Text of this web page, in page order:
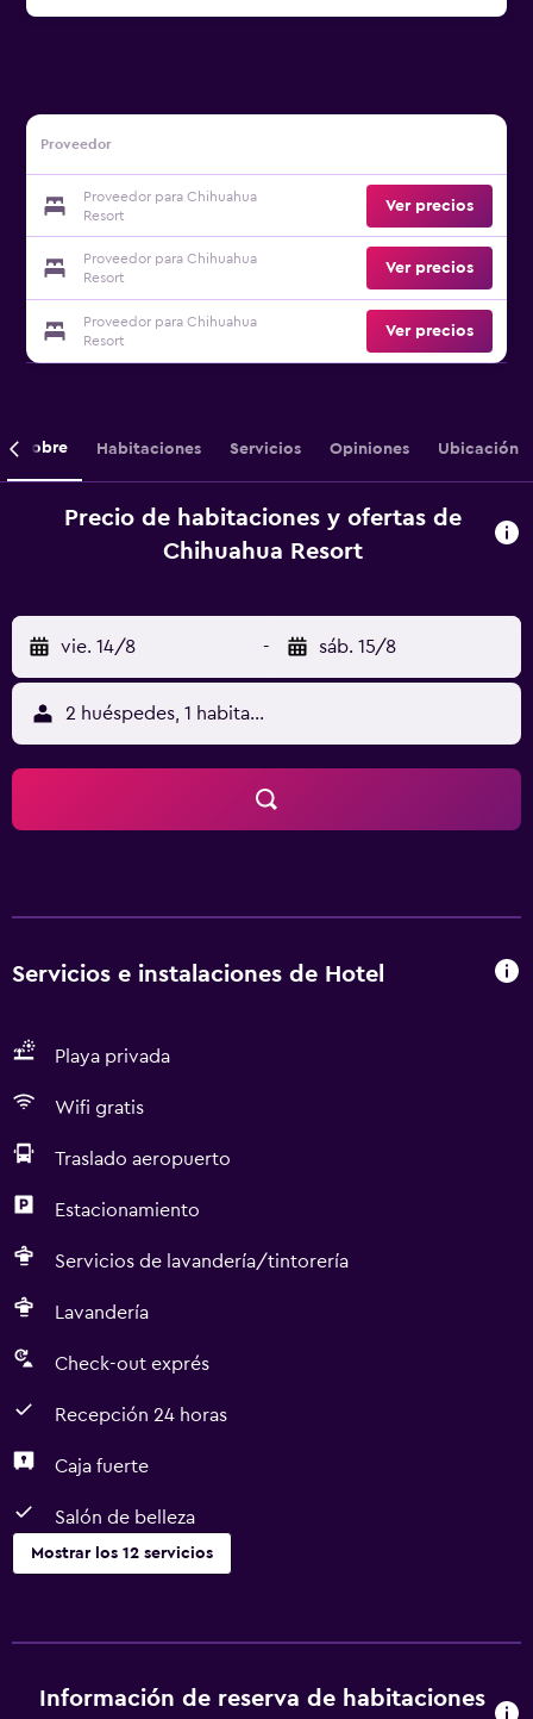
Proveedor
Proveedor para Chihuahua
Resort
Ver precios
Proveedor para Chihuahua
Resort
Ver precios
Proveedor para Chihuahua
Resort
Ver precios
Sobre Habitaciones Servicios Opiniones Ubicación
Precio de habitaciones y ofertas de
Chihuahua Resort
vie. 14/8 - sáb. 15/8
2 huéspedes, 1 habitación
Servicios e instalaciones de Hotel
Playa privada
Wifi gratis
Traslado aeropuerto
Estacionamiento
Servicios de lavandería/tintorería
Lavandería
Check-out exprés
Recepción 24 horas
Caja fuerte
Salón de belleza
Mostrar los 12 servicios
Traslado aeropuerto
Estacionamiento
Información de reserva de habitaciones